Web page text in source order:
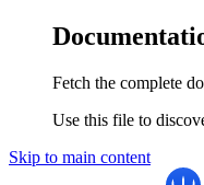
Fetch the complete
Use this file to
Skip to main content